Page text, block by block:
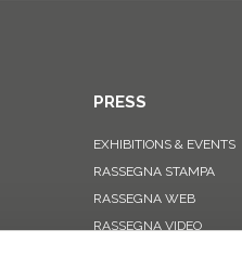
PRESS
EXHIBITIONS & EVENTS
RASSEGNA STAMPA
RASSEGNA WEB
RASSEGNA VIDEO